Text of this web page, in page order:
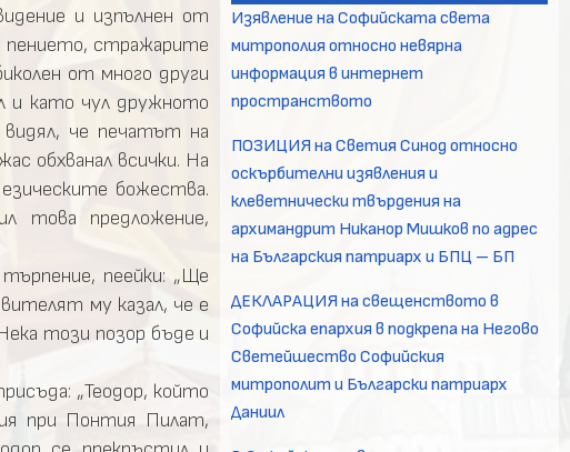
и изпълнен от
пението, стражарите
от много други
и като чул дружното
видял, че печатът на
обхванал всички. На
божества.
това предложение,
пеейки: „Ще
му казал, че е
този позор бъде и
„Теодор, който
при Понтия Пилат,
Изявление на Софийската света
митрополия относно невярна
информация в интернет
пространството
ПОЗИЦИЯ на Светия Синод относно
оскърбителни изявления и
клеветнически твърдения на
архимандрит Никанор Мишков по адрес
на Българския патриарх и БПЦ – БП
ДЕКЛАРАЦИЯ на свещенството в
Софийска епархия в подкрепа на Негово
Светейшество Софийския
митрополит и Български патриарх
Даниил